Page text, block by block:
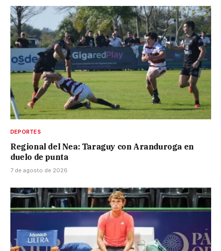
DEPORTES
Regional del Nea: Taraguy con Aranduroga en
duelo de punta
7 de agosto de 2026